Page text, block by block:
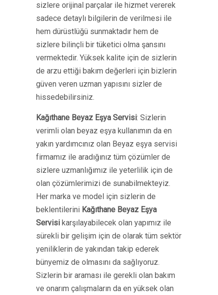
sizlere orijinal parçalar ile hizmet vererek
sadece detaylı bilgilerin de verilmesi ile
hem dürüstlüğü sunmaktadır hem de
sizlere bilinçli bir tüketici olma şansını
vermektedir. Yüksek kalite için de sizlerin
de arzu ettiği bakım değerleri için bizlerin
güven veren uzman yapısını sizler de
hissedebilirsiniz.
Kağıthane Beyaz Eşya Servisi: Sizlerin
verimli olan beyaz eşya kullanımın da en
yakın yardımcınız olan Beyaz eşya servisi
firmamız ile aradığınız tüm çözümler de
sizlere uzmanlığımız ile yeterlilik için de
olan çözümlerimizi de sunabilmekteyiz.
Her marka ve model için sizlerin de
beklentilerini Kağıthane Beyaz Eşya
Servisi karşılayabilecek olan yapımız ile
sürekli bir gelişim için de olarak tüm sektör
yeniliklerin de yakından takip ederek
bünyemiz de olmasını da sağlıyoruz.
Sizlerin bir araması ile gerekli olan bakım
ve onarım çalışmaların da en yüksek olan